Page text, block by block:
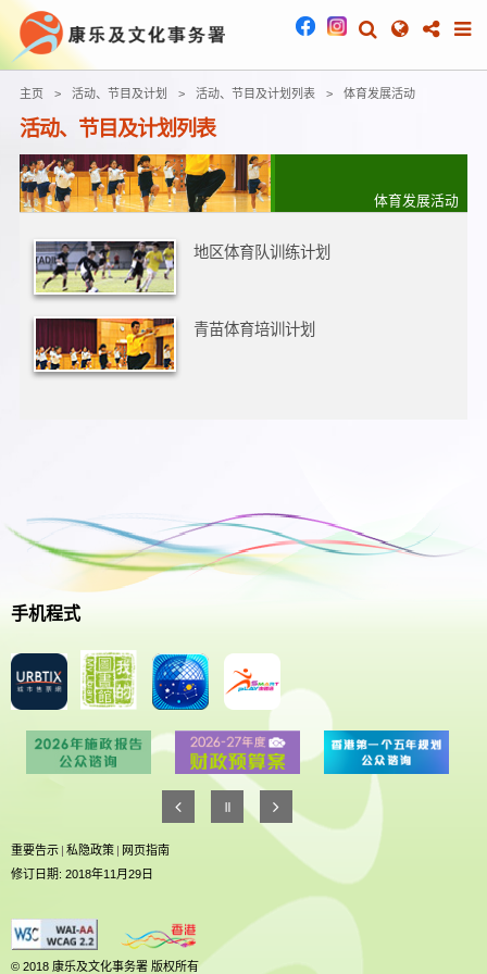
主页 活动、节目及计划 活动、节目及计划列表 体育发展活动
活动、节目及计划列表
体育发展活动
地区体育队训练计划
青苗体育培训计划
手机程式
重要告示 | 私隐政策 | 网页指南
修订日期: 2018年11月29日
© 2018 康乐及文化事务署 版权所有